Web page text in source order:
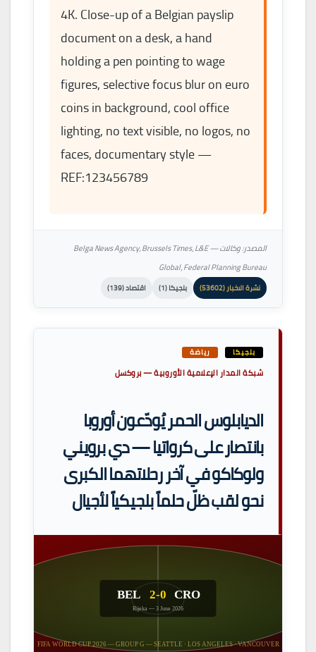
4K. Close-up of a Belgian payslip
document on a desk, a hand
holding a pen pointing to wage
figures, selective focus blur on euro
coins in background, cool office
lighting, no text visible, no logos, no
faces, documentary style —
REF:123456789
المصدر: وكالات — Belga News Agency، Brussels Times، L&E
Global، Federal Planning Bureau
نشرة الاخبار (53602) بلجيكا (1) اقتصاد (139)
بلجيكا رياضة
شبكة المدار الإعلامية الأوروبية — بروكسل
الديابلوس الحمر يُودّعون أوروبا
بانتصار على كرواتيا — دي برويني
ولوكاكو في آخر رحلاتهما الكبرى
نحو لقب ظلّ حلماً بلجيكياً لأجيال
BEL 2-0 CRO
Rijeka — 3 June 2026
FIFA WORLD CUP 2026 — GROUP G — SEATTLE · LOS ANGELES · VANCOUVER